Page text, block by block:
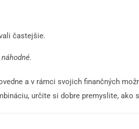
častejšie.
a v rámci svojich finančných
určite si dobre premyslite,